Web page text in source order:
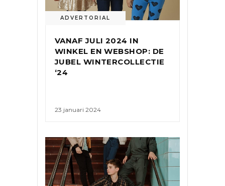
ADVERTORIAL
VANAF JULI 2024 IN
WINKEL EN WEBSHOP: DE
JUBEL WINTERCOLLECTIE
‘24
23 januari 2024